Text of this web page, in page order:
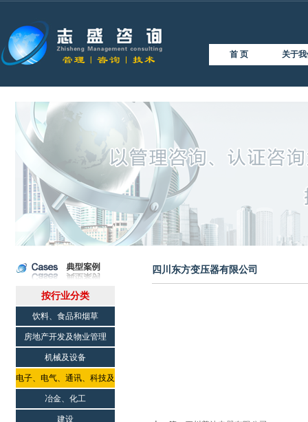
首 页 关于
按行业分类
饮料、食品和烟草
房地产开发及物业管理
机械及设备
电子、电气、通讯、科技及
科研院所
冶金、化工
建设
四川东方变压器有限公司